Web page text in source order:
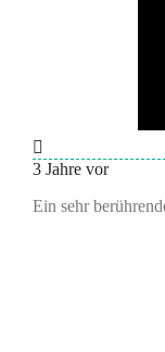
3 Jahre vor
Ein sehr